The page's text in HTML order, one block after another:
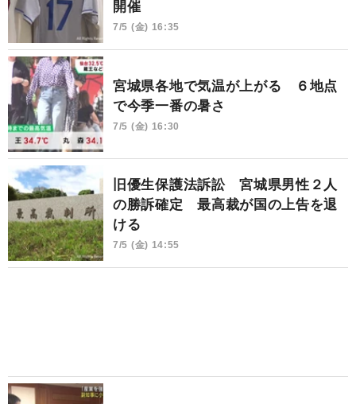
開催
7/5 (金) 16:35
宮城県各地で気温が上がる ６地点
で今季一番の暑さ
7/5 (金) 16:30
旧優生保護法訴訟 宮城県男性２人
の勝訴確定 最高裁が国の上告を退
ける
7/5 (金) 14:55